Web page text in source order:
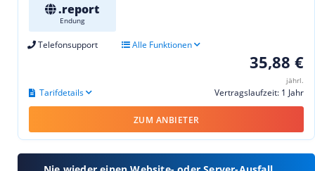
.report
Endung
Telefonsupport Alle Funktionen
35,88 €
jährl.
Vertragslaufzeit: 1 Jahr
Tarifdetails
ZUM ANBIETER